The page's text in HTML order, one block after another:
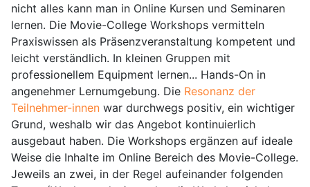
nicht alles kann man in Online Kursen und Seminaren
lernen. Die Movie-College Workshops vermitteln
Praxiswissen als Präsenzveranstaltung kompetent und
leicht verständlich. In kleinen Gruppen mit
professionellem Equipment lernen... Hands-On in
angenehmer Lernumgebung. Die Resonanz der
Teilnehmer-innen war durchwegs positiv, ein wichtiger
Grund, weshalb wir das Angebot kontinuierlich
ausgebaut haben. Die Workshops ergänzen auf ideale
Weise die Inhalte im Online Bereich des Movie-College.
Jeweils an zwei, in der Regel aufeinander folgenden